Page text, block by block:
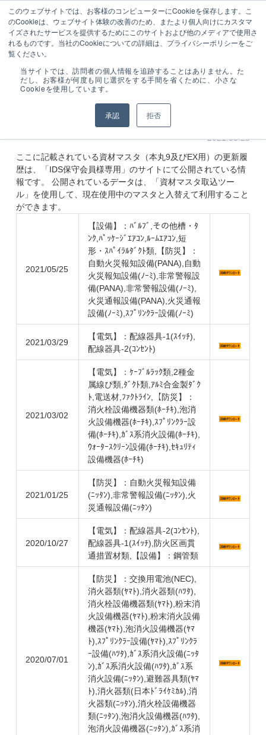
このウェブサイトでは、お客様のコンピューターにCookieを保存します。こ
のCookieは、ウェブサイト体験の改善のため、またより個人向けにカスタマ
イズされたサービスを提供するためにこのサイトおよび他のメディアで使用さ
れるものです。当社のCookieについての詳細は、プライバシーポリシーをご
覧ください。
当サイトでは、訪問者の個人情報を追跡することはありません。た
だし、お客様が何度も同じ選択をする手間を省くために、小さな
Cookieを使用しています。
承認 拒否
設備工事のトータル業務シス
テム販売
受付時間 9:00～
17:00 (土･日･祝日
を除く)
ー様
専用
ログ
イン
NEWS
その他
資材マスタ更新情報
2021.05.25
ここに記載されている資材マスタ（本丸9及びEX用）の更新履
歴は、
「IDS保守会員様専用」 のサイトにて公開されている情
報です。 公開されているデータは、「資材マスタ取込ツー
ル」を使用して、現在使用中のマスタと入替えて利用すること
ができます。
2021/05/25
【設備】：ﾊﾞﾙﾌﾞ,その他槽・ﾀ
ﾝｸ,ﾊﾟｯｹｰｼﾞｴｱｺﾝ,ﾙｰﾑｴｱｺﾝ,短
形・ｽﾊﾟｲﾗﾙﾀﾞｸﾄ類,【防災】：
自動火災報知設備(PANA),自動
火災報知設備(ﾉｰﾐ),非常警報設
備(PANA),非常警報設備(ﾉｰﾐ),
火災通報設備(PANA),火災通報
設備(ﾉｰﾐ),ｽﾌﾟﾘﾝｸﾗｰ設備(ﾉｰﾐ)
2021/03/29
【電気】：配線器具-1(ｽｲｯﾁ),
配線器具-2(ｺﾝｾﾝﾄ)
2021/03/02
【電気】：ｹｰﾌﾞﾙﾗｯｸ類,2種金
属線ぴ類,ﾀﾞｸﾄ類,ｱﾙﾐ合金製ﾀﾞｸ
ﾄ,電送材,ﾌｧｸﾄﾗｲﾝ,【防災】：
消火栓設備機器類(ﾎｰﾁｷ),泡消
火設備機器(ﾎｰﾁｷ),ｽﾌﾟﾘﾝｸﾗｰ設
備(ﾎｰﾁｷ),ｶﾞｽ系消火設備(ﾎｰﾁｷ),
ｳｫｰﾀｰｽｸﾘｰﾝ設備(ﾎｰﾁｷ),ｾｷｭﾘﾃｨ
設備機器(ﾎｰﾁｷ)
2021/01/25
【防災】：自動火災報知設備
(ﾆｯﾀﾝ),非常警報設備(ﾆｯﾀﾝ),火
災通報設備(ﾆｯﾀﾝ)
2020/10/27
【電気】：配線器具-2(ｺﾝｾﾝﾄ),
配線器具-1(ｽｲｯﾁ),防火区画貫
通措置材類,【設備】：鋼管類
2020/07/01
【防災】：交換用電池(NEC),
消火器類(ﾔﾏﾄ),消火器類(ﾊﾂﾀ),
消火栓設備機器類(ﾔﾏﾄ),粉末消
火設備機器(ﾔﾏﾄ),粉末消火設備
機器(ﾔﾏﾄ),泡消火設備機器(ﾔﾏ
ﾄ),ｽﾌﾟﾘﾝｸﾗｰ設備(ﾔﾏﾄ),ｽﾌﾟﾘﾝｸﾗ
ｰ設備(ﾊﾂﾀ),ｶﾞｽ系消火設備(ﾆｯﾀ
ﾝ),ｶﾞｽ系消火設備(ﾊﾂﾀ),ｶﾞｽ系
消火設備(ﾆｯﾀﾝ),避難器具類(ﾔﾏ
ﾄ),消火器類(日本ﾄﾞﾗｲｹﾐｶﾙ),消
火器類(ﾆｯﾀﾝ),消火栓設備機器
類(ﾆｯﾀﾝ),泡消火設備機器(ﾊﾂﾀ),
泡消火設備機器(ﾆｯﾀﾝ),ｶﾞｽ系消